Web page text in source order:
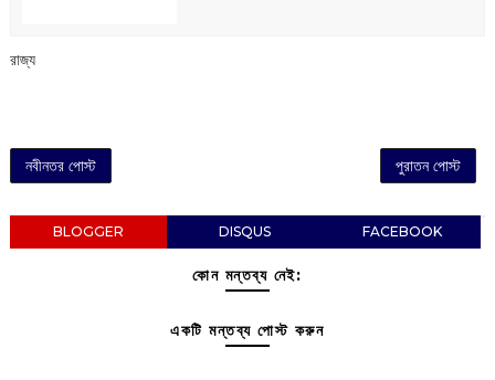
রাজ্য
নবীনতর পোস্ট পুরাতন পোস্ট
BLOGGER DISQUS FACEBOOK
কোন মন্তব্য নেই:
একটি মন্তব্য পোস্ট করুন